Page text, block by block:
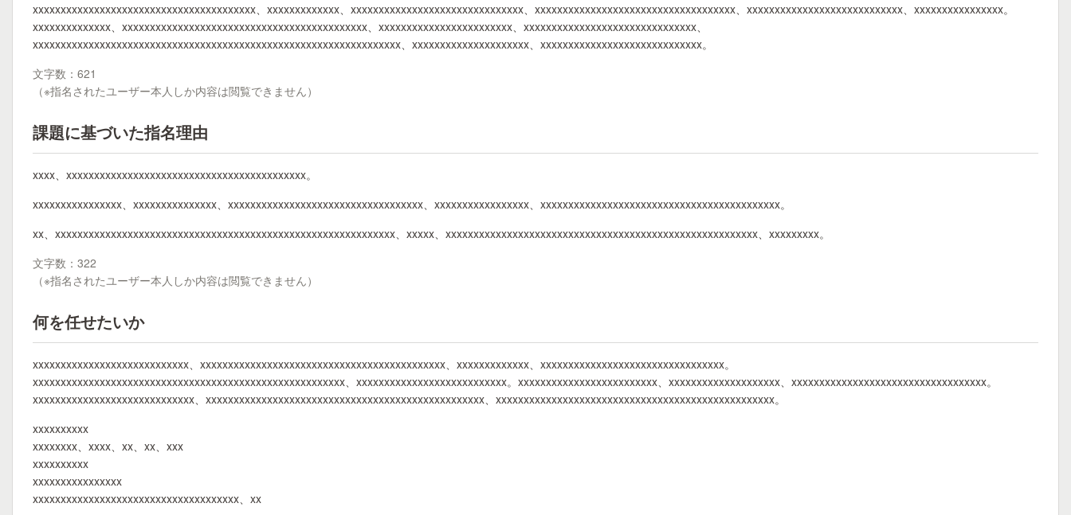
xxxxxxxxxxxxxxxxxxxxxxxxxxxxxxxxxxxxxxxx、xxxxxxxxxxxxx、xxxxxxxxxxxxxxxxxxxxxxxxxxxxxxx、xxxxxxxxxxxxxxxxxxxxxxxxxxxxxxxxxxxx、xxxxxxxxxxxxxxxxxxxxxxxxxxxx、xxxxxxxxxxxxxxxx。
xxxxxxxxxxxxxx、xxxxxxxxxxxxxxxxxxxxxxxxxxxxxxxxxxxxxxxxxxxx、xxxxxxxxxxxxxxxxxxxxxxxx、xxxxxxxxxxxxxxxxxxxxxxxxxxxxxxx、
xxxxxxxxxxxxxxxxxxxxxxxxxxxxxxxxxxxxxxxxxxxxxxxxxxxxxxxxxxxxxxxxxx、xxxxxxxxxxxxxxxxxxxxx、xxxxxxxxxxxxxxxxxxxxxxxxxxxxx。
文字数：621
（※指名されたユーザー本人しか内容は閲覧できません）
課題に基づいた指名理由
xxxx、xxxxxxxxxxxxxxxxxxxxxxxxxxxxxxxxxxxxxxxxxxx。
xxxxxxxxxxxxxxxx、xxxxxxxxxxxxxxx、xxxxxxxxxxxxxxxxxxxxxxxxxxxxxxxxxxx、xxxxxxxxxxxxxxxxx、xxxxxxxxxxxxxxxxxxxxxxxxxxxxxxxxxxxxxxxxxxx。
xx、xxxxxxxxxxxxxxxxxxxxxxxxxxxxxxxxxxxxxxxxxxxxxxxxxxxxxxxxxxxxx、xxxxx、xxxxxxxxxxxxxxxxxxxxxxxxxxxxxxxxxxxxxxxxxxxxxxxxxxxxxxxx、xxxxxxxxx。
文字数：322
（※指名されたユーザー本人しか内容は閲覧できません）
何を任せたいか
xxxxxxxxxxxxxxxxxxxxxxxxxxxx、xxxxxxxxxxxxxxxxxxxxxxxxxxxxxxxxxxxxxxxxxxxx、xxxxxxxxxxxxx、xxxxxxxxxxxxxxxxxxxxxxxxxxxxxxxxx。
xxxxxxxxxxxxxxxxxxxxxxxxxxxxxxxxxxxxxxxxxxxxxxxxxxxxxxxx、xxxxxxxxxxxxxxxxxxxxxxxxxxx。xxxxxxxxxxxxxxxxxxxxxxxxx、xxxxxxxxxxxxxxxxxxxx、xxxxxxxxxxxxxxxxxxxxxxxxxxxxxxxxxxx。
xxxxxxxxxxxxxxxxxxxxxxxxxxxxx、xxxxxxxxxxxxxxxxxxxxxxxxxxxxxxxxxxxxxxxxxxxxxxxxxx、xxxxxxxxxxxxxxxxxxxxxxxxxxxxxxxxxxxxxxxxxxxxxxxxxx。
xxxxxxxxxx
xxxxxxxx、xxxx、xx、xx、xxx
xxxxxxxxxx
xxxxxxxxxxxxxxxx
xxxxxxxxxxxxxxxxxxxxxxxxxxxxxxxxxxxxx、xx